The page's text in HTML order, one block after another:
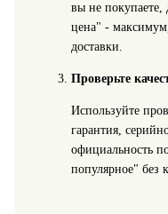
вы не покупаете,
цена" -
доставки.
Проверьте
Используйте
гарантия,
официальность
популярное" без